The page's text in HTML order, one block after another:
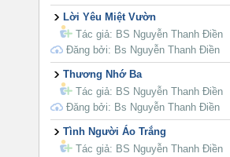
Lời Yêu Miệt Vườn
Tác giả: BS Nguyễn Thanh Điền
Đăng bởi: Bs Nguyễn Thanh Điền
Thương Nhớ Ba
Tác giả: BS Nguyễn Thanh Điền
Đăng bởi: Bs Nguyễn Thanh Điền
Tình Người Áo Trắng
Tác giả: BS Nguyễn Thanh Điền